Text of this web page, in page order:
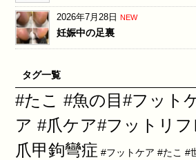
2026年7月28日 NEW
妊娠中の足裏
タグ一覧
#たこ #魚の目#フット
ア #爪ケア#フットリ
爪甲鉤彎症 #フットケア #たこ